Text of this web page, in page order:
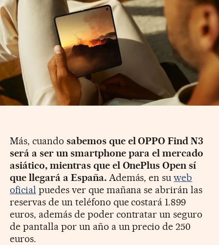
Más, cuando sabemos que el OPPO Find N3
será a ser un smartphone para el mercado
asiático, mientras que el OnePlus Open sí
que llegará a España.Además, en suweb
oficial puedes ver que mañana se abrirán las
reservas de un teléfono que costará 1.899
euros, además de poder contratar un seguro
de pantalla por un año a un precio de 250
euros.